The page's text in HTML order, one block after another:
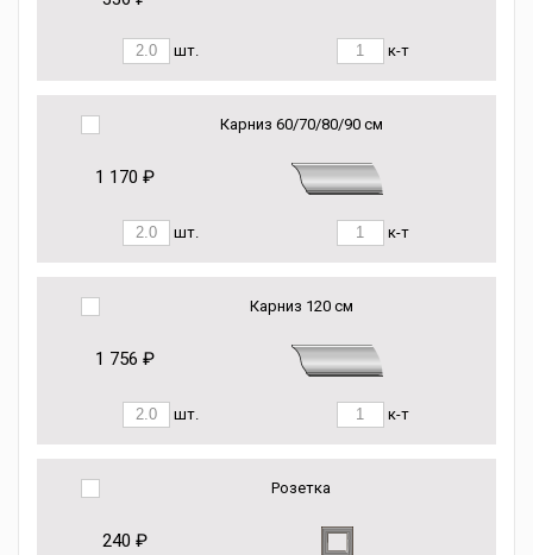
шт. к-т
Карниз 60/70/80/90 см
1 170 ₽
шт. к-т
Карниз 120 см
1 756 ₽
шт. к-т
Розетка
240 ₽